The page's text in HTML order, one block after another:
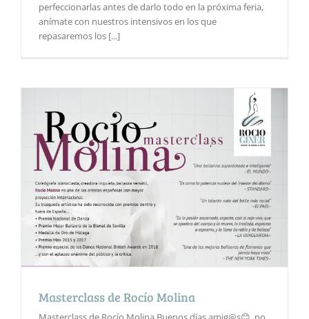
perfeccionarlas antes de darlo todo en la próxima feria,
anímate con nuestros intensivos en los que
repasaremos los [...]
Masterclass de Rocío Molina